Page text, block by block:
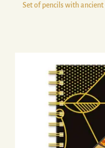
Set of pencils with